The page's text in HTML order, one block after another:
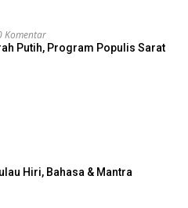
Komentar
Putih, Program Populis Sarat
Hiri, Bahasa & Mantra